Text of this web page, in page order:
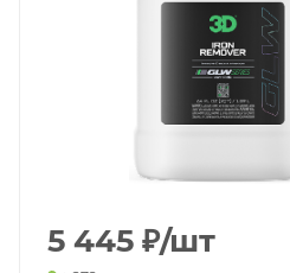
5 445 ₽/шт